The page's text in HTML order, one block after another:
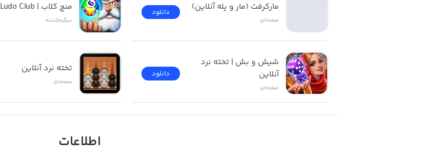
مارکرفت (مار و پله آنلاین)
صفحه‌ای
دانلود
آنلاین
صفحه‌ای
دانلود
منچ کلاب | Ludo Club
سرگرم‌کننده
تخته نرد آنلاین
صفحه‌ای
اطلاعات